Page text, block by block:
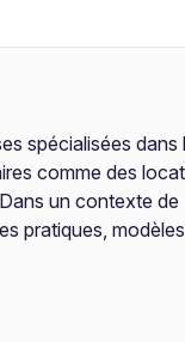
spécialisées dans
comme des
un contexte de
pratiques, modèles